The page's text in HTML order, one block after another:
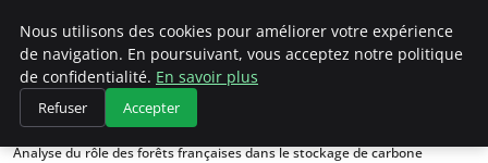
Climategatecountryclub.com
Accueil
Changements climatiques
Analyse du rôle des forêts françaises dans le stockage de carbone
Nous utilisons des cookies pour améliorer votre expérience
de navigation. En poursuivant, vous acceptez notre politique
de confidentialité. En savoir plus
Refuser Accepter